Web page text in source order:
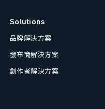
Solutions
品牌解決方案
發布商解決方案
創作者解決方案